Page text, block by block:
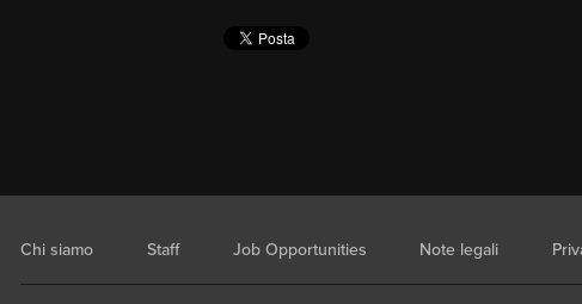
Chi siamo Staff Job Opportunities Note legali